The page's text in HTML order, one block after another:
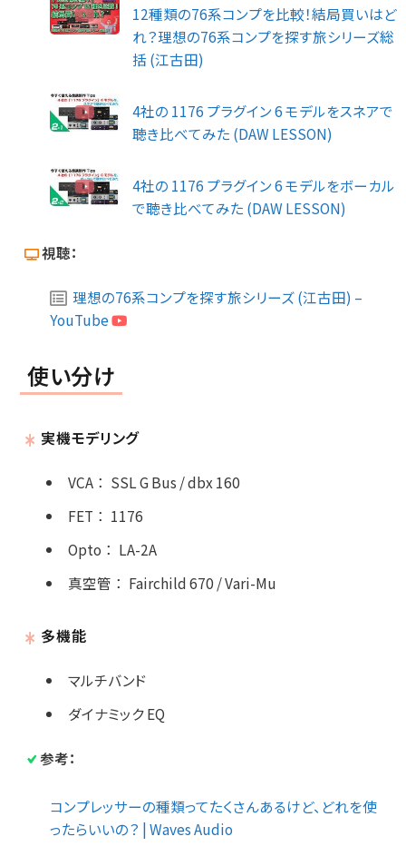
12種類の76系コンプを比較！結局買いはど
れ？理想の76系コンプを探す旅シリーズ総
括 (江古田)
4社の 1176 プラグイン 6 モデルをスネアで
聴き比べてみた (DAW LESSON)
4社の 1176 プラグイン 6 モデルをボーカル
で聴き比べてみた (DAW LESSON)
視聴：
理想の76系コンプを探す旅シリーズ (江古田) –
YouTube
使い分け
実機モデリング
VCA： SSL G Bus / dbx 160
FET ： 1176
Opto ： LA-2A
真空管 ： Fairchild 670 / Vari-Mu
多機能
マルチバンド
ダイナミック EQ
参考：
コンプレッサーの種類ってたくさんあるけど、どれを使
ったらいいの？ | Waves Audio